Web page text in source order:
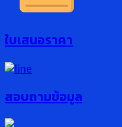
ใบเสนอราคา
สอบถามข้อมูล